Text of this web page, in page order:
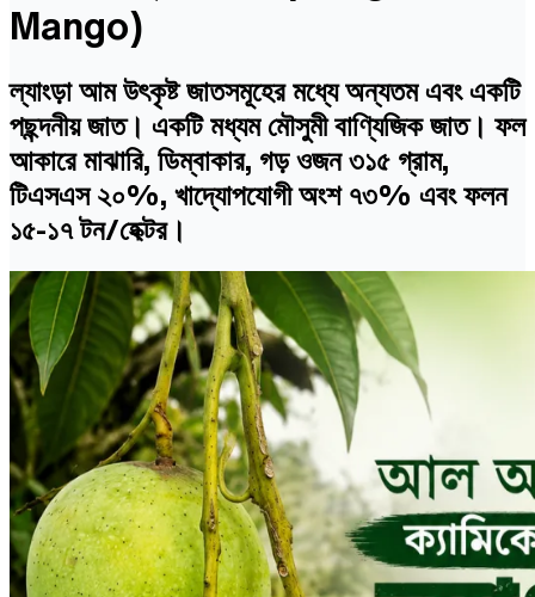
Mango)
ল্যাংড়া আম উৎকৃষ্ট জাতসমূহের মধ্যে অন্যতম এবং একটি
পছন্দনীয় জাত। একটি মধ্যম মৌসুমী বাণ্যিজিক জাত। ফল
আকারে মাঝারি, ডিম্বাকার, গড় ওজন ৩১৫ গ্রাম,
টিএসএস ২০%, খাদ্যোপযোগী অংশ ৭৩% এবং ফলন
১৫-১৭ টন/হেক্টর।